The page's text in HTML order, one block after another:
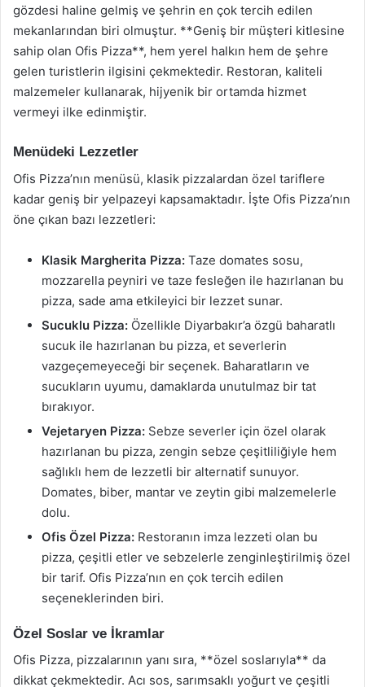
gözdesi haline gelmiş ve şehrin en çok tercih edilen
mekanlarından biri olmuştur. **Geniş bir müşteri kitlesine
sahip olan Ofis Pizza**, hem yerel halkın hem de şehre
gelen turistlerin ilgisini çekmektedir. Restoran, kaliteli
malzemeler kullanarak, hijyenik bir ortamda hizmet
vermeyi ilke edinmiştir.
Menüdeki Lezzetler
Ofis Pizza’nın menüsü, klasik pizzalardan özel tariflere
kadar geniş bir yelpazeyi kapsamaktadır. İşte Ofis Pizza’nın
öne çıkan bazı lezzetleri:
Klasik Margherita Pizza: Taze domates sosu,
mozzarella peyniri ve taze fesleğen ile hazırlanan bu
pizza, sade ama etkileyici bir lezzet sunar.
Sucuklu Pizza: Özellikle Diyarbakır’a özgü baharatlı
sucuk ile hazırlanan bu pizza, et severlerin
vazgeçemeyeceği bir seçenek. Baharatların ve
sucukların uyumu, damaklarda unutulmaz bir tat
bırakıyor.
Vejetaryen Pizza: Sebze severler için özel olarak
hazırlanan bu pizza, zengin sebze çeşitliliğiyle hem
sağlıklı hem de lezzetli bir alternatif sunuyor.
Domates, biber, mantar ve zeytin gibi malzemelerle
dolu.
Ofis Özel Pizza: Restoranın imza lezzeti olan bu
pizza, çeşitli etler ve sebzelerle zenginleştirilmiş özel
bir tarif. Ofis Pizza’nın en çok tercih edilen
seçeneklerinden biri.
Özel Soslar ve İkramlar
Ofis Pizza, pizzalarının yanı sıra, **özel soslarıyla** da
dikkat çekmektedir. Acı sos, sarımsaklı yoğurt ve çeşitli